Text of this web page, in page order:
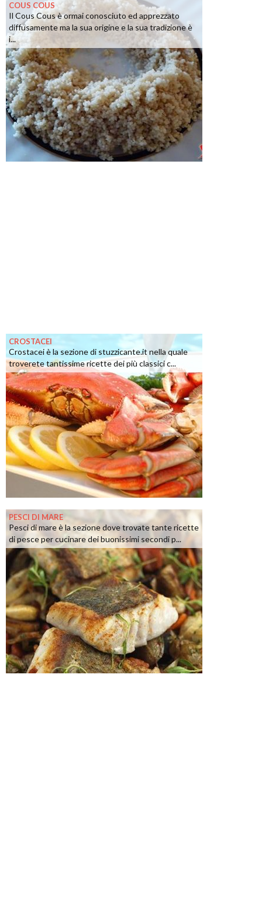
COUS COUS
Il Cous Cous è ormai conosciuto ed apprezzato
diffusamente ma la sua origine e la sua tradizione è
i...
CROSTACEI
Crostacei è la sezione di stuzzicante.it nella quale
troverete tantissime ricette dei più classici c...
PESCI DI MARE
Pesci di mare è la sezione dove trovate tante ricette
di pesce per cucinare dei buonissimi secondi p...